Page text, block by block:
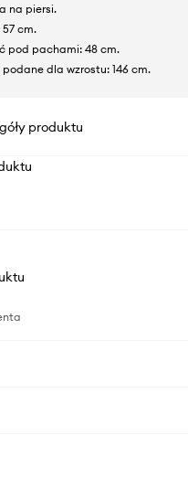
na piersi.
57 cm.
pod pachami: 48 cm.
dla wzrostu: 146 cm.
produktu